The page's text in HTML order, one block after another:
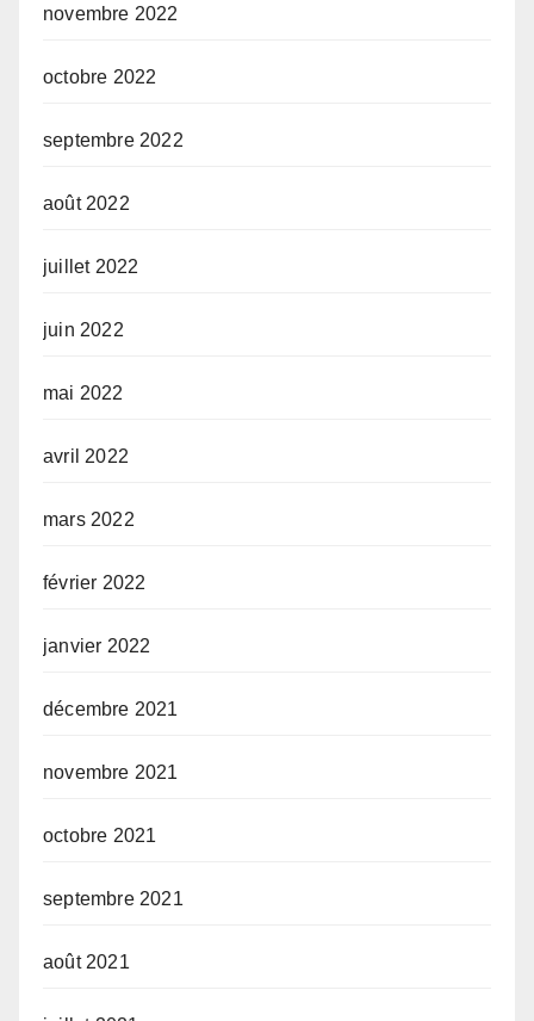
novembre 2022
octobre 2022
septembre 2022
août 2022
juillet 2022
juin 2022
mai 2022
avril 2022
mars 2022
février 2022
janvier 2022
décembre 2021
novembre 2021
octobre 2021
septembre 2021
août 2021